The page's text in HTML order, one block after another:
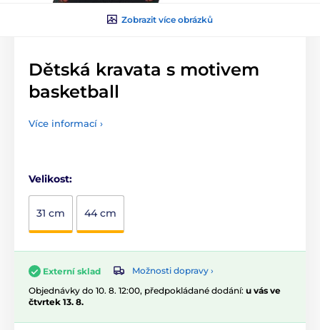
Zobrazit více obrázků
Dětská kravata s motivem
basketball
Více informací ›
Velikost:
31 cm 44 cm
Externí sklad
Možnosti dopravy ›
Objednávky do 10. 8. 12:00, předpokládané dodání: u vás ve
čtvrtek 13. 8.